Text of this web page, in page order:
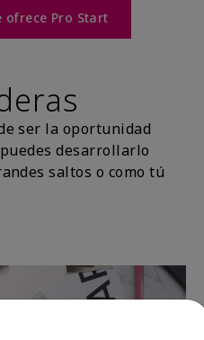
ofrece Pro Start
ser la oportunidad
desarrollarlo
saltos o como tú